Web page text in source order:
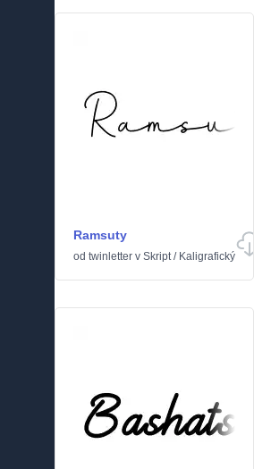
Ramsuty
od twinletter v Skript/ Kaligrafický